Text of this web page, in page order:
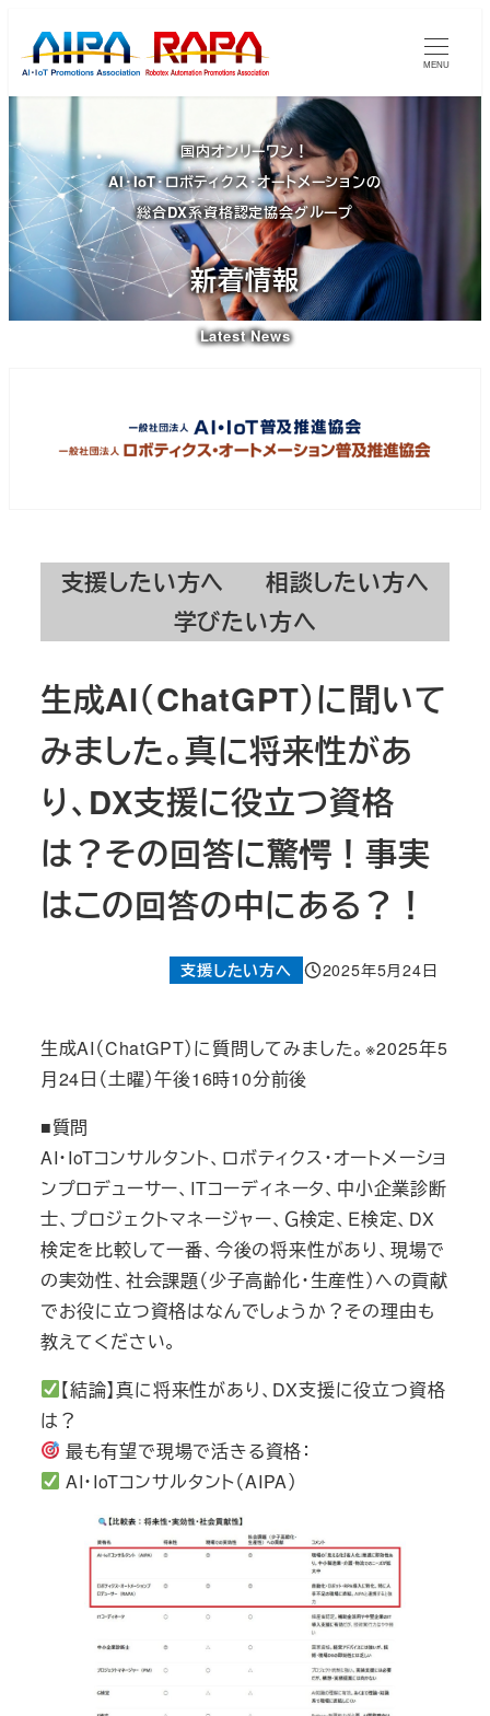
イ
ン
ン
テ
ン
ツ
へ
動
MENU
国内オンリーワン！
AI・IoT・ロボティクス・オートメーションの
総合DX系資格認定協会グループ
新着情報
Latest News
支援したい方へ
相談したい方へ
学びたい方へ
生成AI（ChatGPT）に聞いて
みました。真に将来性があ
り、DX支援に役立つ資格
は？その回答に驚愕！事実
はこの回答の中にある？！
投稿日
2025年5月24日
カテゴリー
支援したい方へ
生成AI（ChatGPT）に質問してみました。※2025年5
月24日（土曜）午後16時10分前後
■質問
AI・IoTコンサルタント、ロボティクス・オートメーショ
ンプロデューサー、ITコーディネータ、中小企業診断
士、プロジェクトマネージャー、Ｇ検定、Ｅ検定、DX
検定を比較して一番、今後の将来性があり、現場で
の実効性、社会課題（少子高齢化・生産性）への貢献
でお役に立つ資格はなんでしょうか？その理由も
教えてください。
【結論】真に将来性があり、DX支援に役立つ資格
は？
最も有望で現場で活きる資格：
AI・IoTコンサルタント（AIPA）